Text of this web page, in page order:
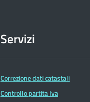
Servizi
Correzione dati catastali
Controllo partita Iva